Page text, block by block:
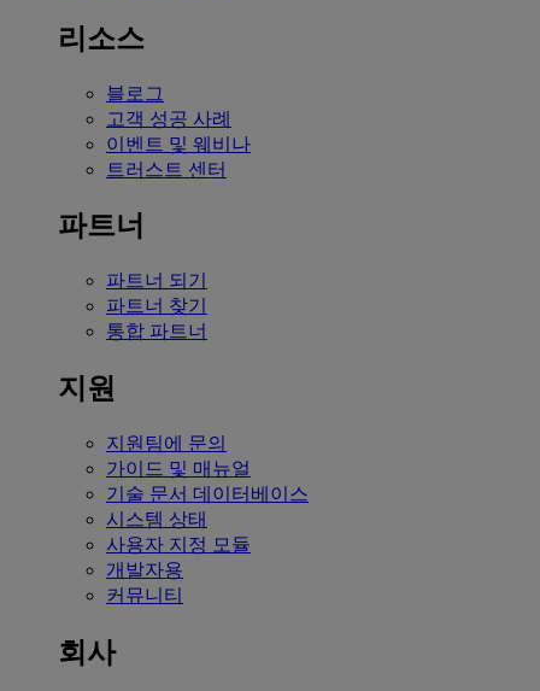
리소스
블로그
고객 성공 사례
이벤트 및 웨비나
트러스트 센터
파트너
파트너 되기
파트너 찾기
통합 파트너
지원
지원팀에 문의
가이드 및 매뉴얼
기술 문서 데이터베이스
시스템 상태
사용자 지정 모듈
개발자용
커뮤니티
회사